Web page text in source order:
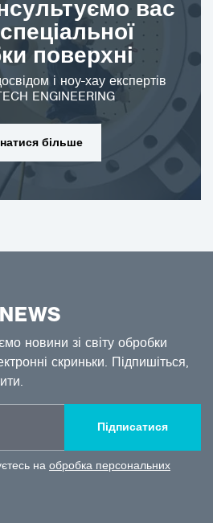
вас
поверхні
і ноу-хау експертів
ENGINEERING
більше
новини зі світу обробки
скриньки. Підпишіться,
Підписатися
на обробка персональних